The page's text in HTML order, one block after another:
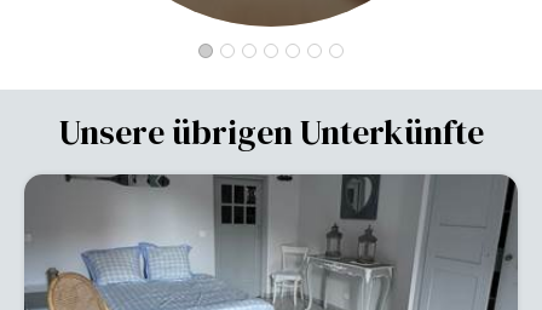
Unsere übrigen Unterkünfte